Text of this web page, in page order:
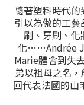
隨著塑料時代
引以為傲的工
刷、牙刷、
化……Andrée
Marie體會到失
弟以祖母之名
回代表法國的山